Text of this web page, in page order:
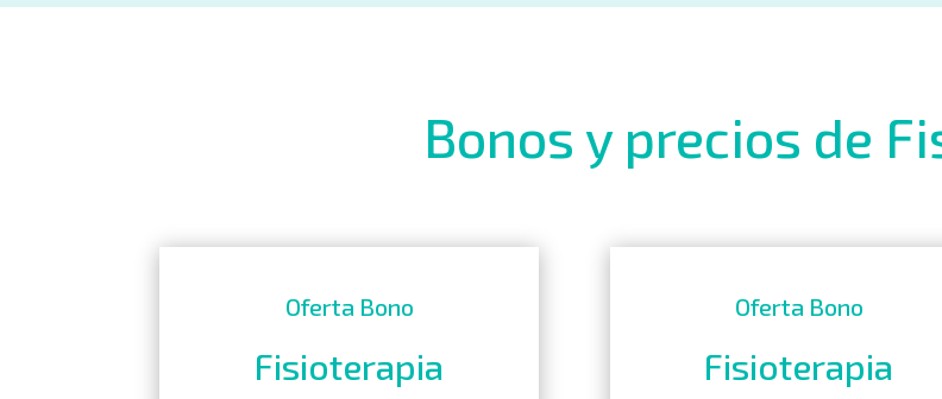
Bonos y precios de
Oferta Bono
Fisioterapia
Oferta Bono
Fisioterapia